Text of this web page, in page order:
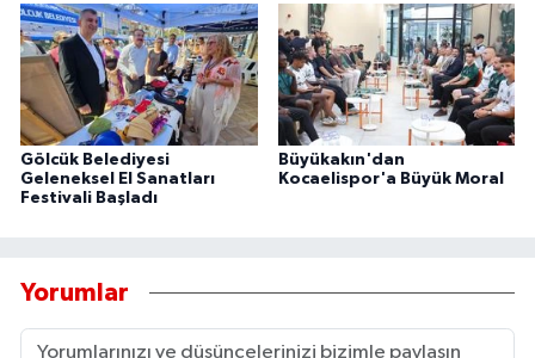
Gölcük Belediyesi
Geleneksel El Sanatları
Festivali Başladı
Büyükakın'dan
Kocaelispor'a Büyük Moral
Yorumlar